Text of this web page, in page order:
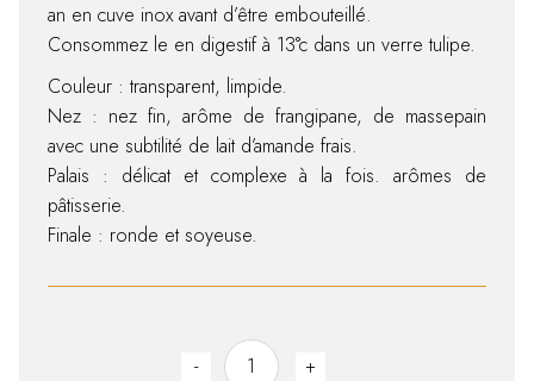
an en cuve inox avant d’être embouteillé.
Consommez le en digestif à 13°c dans un verre tulipe.
Couleur : transparent, limpide.
Nez : nez fin, arôme de frangipane, de massepain
avec une subtilité de lait d’amande frais.
Palais : délicat et complexe à la fois. arômes de
pâtisserie.
Finale : ronde et soyeuse.
Almond quantity
- +